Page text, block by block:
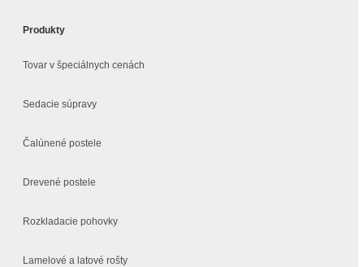
Produkty
Tovar v špeciálnych cenách
Sedacie súpravy
Čalúnené postele
Drevené postele
Rozkladacie pohovky
Lamelové a latové rošty